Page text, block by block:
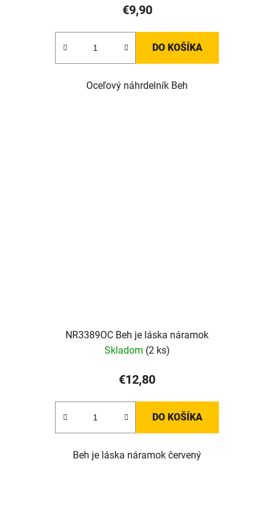
€9,90
DO KOŠÍKA
Oceľový náhrdelník Beh
NR3389OC Beh je láska náramok
Skladom (2 ks)
€12,80
DO KOŠÍKA
Beh je láska náramok červený